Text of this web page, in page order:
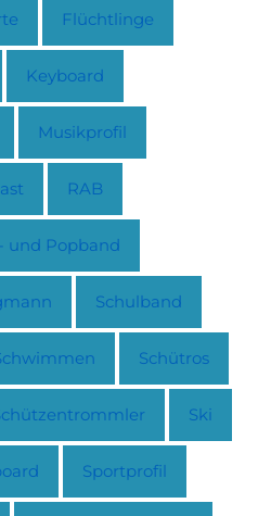
Flüchtlinge
Keyboard
Musikprofil
RAB
und Popband
Schulband
Schütros
Ski
Sportprofil